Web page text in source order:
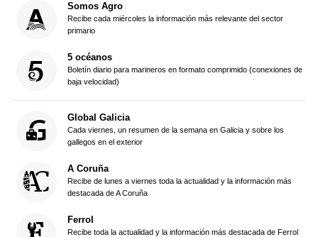
Somos Agro
Recibe cada miércoles la información más relevante del sector
primario
5 océanos
Boletín diario para marineros en formato comprimido (conexiones de
baja velocidad)
Global Galicia
Cada viernes, un resumen de la semana en Galicia y sobre los
gallegos en el exterior
A Coruña
Recibe de lunes a viernes toda la actualidad y la información más
destacada de A Coruña
Ferrol
Recibe toda la actualidad y la información más destacada de Ferrol